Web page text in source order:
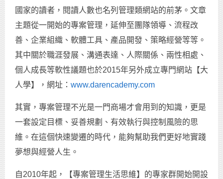
國家的讀者，閱讀人數也名列管理類網站的前茅。文章
主題從一開始的專案管理，延伸至團隊領導、流程改
善、企業組織、軟體工具、產品開發、策略經營等等。
其中關於職涯發展、溝通表達、人際關係、兩性相處、
個人成長等軟性議題也於2015年另外成立專門網站【大
人學】，網址： www.darencademy.com
其實，專案管理不光是一門商場才會用到的知識，更是
一套設定目標、妥善規劃、有效執行與控制風險的思
維。在這個快速變遷的時代，能夠幫助我們更好地實踐
夢想與經營人生。
自2010年起，【專案管理生活思維】的專家群開始開設